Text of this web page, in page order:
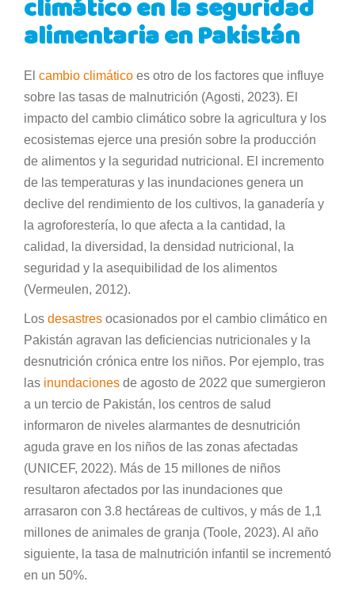
climático en la seguridad
alimentaria en Pakistán
El cambio climático es otro de los factores que influye
sobre las tasas de malnutrición (Agosti, 2023). El
impacto del cambio climático sobre la agricultura y los
ecosistemas ejerce una presión sobre la producción
de alimentos y la seguridad nutricional. El incremento
de las temperaturas y las inundaciones genera un
declive del rendimiento de los cultivos, la ganadería y
la agroforestería, lo que afecta a la cantidad, la
calidad, la diversidad, la densidad nutricional, la
seguridad y la asequibilidad de los alimentos
(Vermeulen, 2012).
Los desastres ocasionados por el cambio climático en
Pakistán agravan las deficiencias nutricionales y la
desnutrición crónica entre los niños. Por ejemplo, tras
las inundaciones de agosto de 2022 que sumergieron
a un tercio de Pakistán, los centros de salud
informaron de niveles alarmantes de desnutrición
aguda grave en los niños de las zonas afectadas
(UNICEF, 2022). Más de 15 millones de niños
resultaron afectados por las inundaciones que
arrasaron con 3.8 hectáreas de cultivos, y más de 1,1
millones de animales de granja (Toole, 2023). Al año
siguiente, la tasa de malnutrición infantil se incrementó
en un 50%.